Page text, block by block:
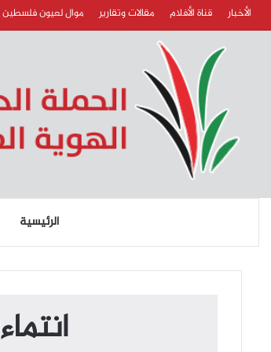
الأخبار قناة الأفلام مقالات وتقارير موال لعيون فلسطين
الرئيسية
انتماء2020:قصائد لعيون فلسطين:ربحي حلوم:الأردن